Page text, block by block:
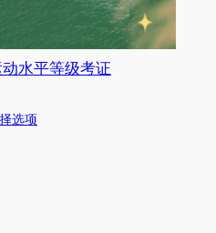
水平等级考证
选项